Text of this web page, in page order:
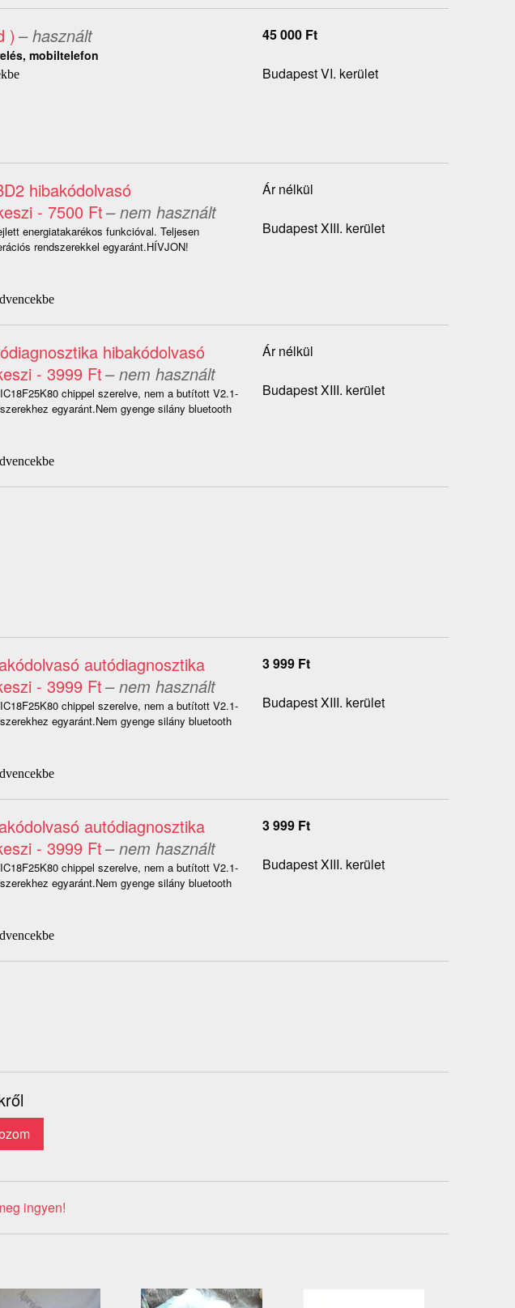
) – használt
mobiltelefon
45 000 Ft
Budapest VI. kerület
hibakódolvasó
- 7500 Ft– nem használt
energiatakarékos funkcióval. Teljesen
rendszerekkel egyaránt.HÍVJON!
Ár nélkül
Budapest XIII. kerület
hibakódolvasó
- 3999 Ft– nem használt
chippel szerelve, nem a butított V2.1-
egyaránt.Nem gyenge silány bluetooth
Ár nélkül
Budapest XIII. kerület
autódiagnosztika
- 3999 Ft– nem használt
chippel szerelve, nem a butított V2.1-
egyaránt.Nem gyenge silány bluetooth
3 999 Ft
Budapest XIII. kerület
autódiagnosztika
- 3999 Ft– nem használt
chippel szerelve, nem a butított V2.1-
egyaránt.Nem gyenge silány bluetooth
3 999 Ft
Budapest XIII. kerület
ingyen!